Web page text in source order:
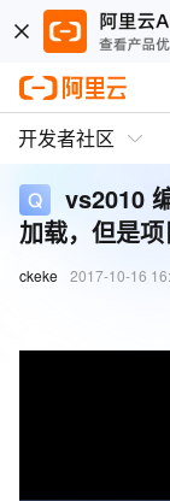
开发者社区
vs2010
加载，但是
ckeke 2017-10-16